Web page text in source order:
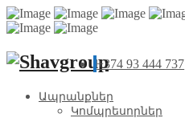
+374 93 444 737
Ապրանքներ
Կոմպրեսորներ